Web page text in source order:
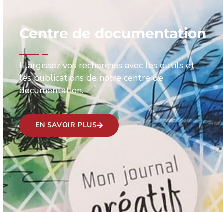
Centre de documentation
Élargissez vos recherches avec les outils et
les publications de notre centre de
documentation.
EN SAVOIR PLUS